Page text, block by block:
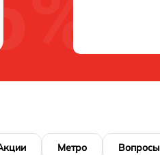
Метро Вопросы